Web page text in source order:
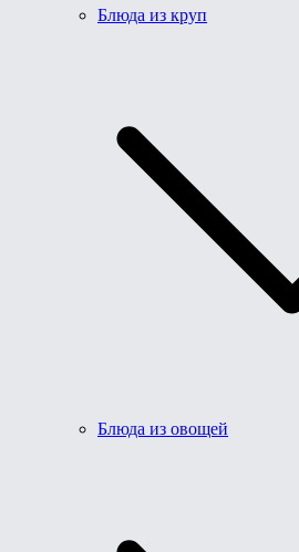
Блюда из круп
Блюда из овощей